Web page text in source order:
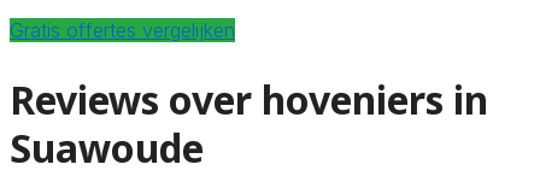
Gratis offertes vergelijken
Reviews over hoveniers in
Suawoude